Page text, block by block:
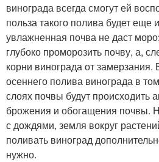
винограда всегда смогут ей
польза такого полива будет еще
увлажненная почва не даст
глубоко проморозить почву, а,
корни винограда от
осеннего полива винограда в
слоях почвы будут происходить
брожения и обогащения почвы.
с дождями, земля вокруг
поливать виноград
нужно.